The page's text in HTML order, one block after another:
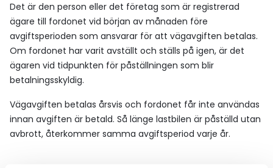
Det är den person eller det företag som är registrerad
ägare till fordonet vid början av månaden före
avgiftsperioden som ansvarar för att vägavgiften betalas.
Om fordonet har varit avställt och ställs på igen, är det
ägaren vid tidpunkten för påställningen som blir
betalningsskyldig.
Vägavgiften betalas årsvis och fordonet får inte användas
innan avgiften är betald. Så länge lastbilen är påställd utan
avbrott, återkommer samma avgiftsperiod varje år.